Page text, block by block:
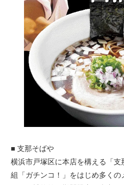
■ 支那そばや
横浜市戸塚区に本店を構える「支
組「ガチンコ！」をはじめ多くの